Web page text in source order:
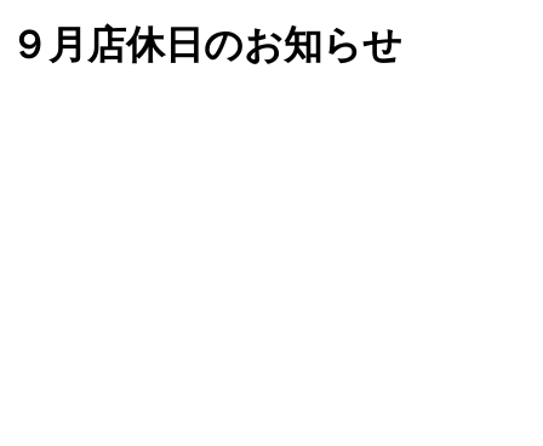
９月店休日のお知らせ